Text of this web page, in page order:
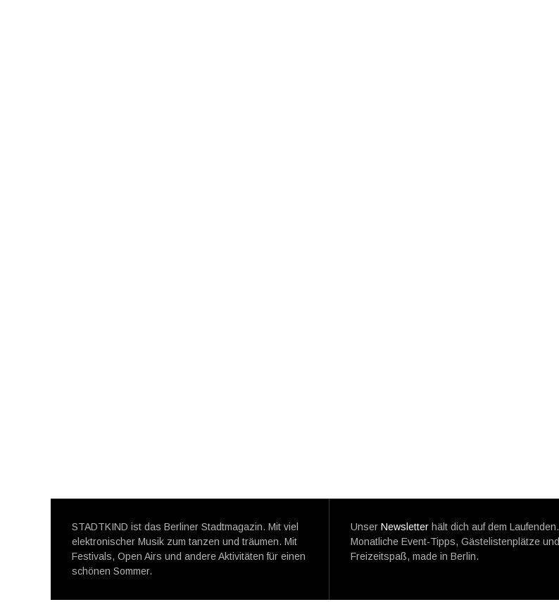
STADTKIND ist das Berliner Stadtmagazin. Mit viel
elektronischer Musik zum tanzen und träumen. Mit
Festivals, Open Airs und andere Aktivitäten für einen
schönen Sommer.
Unser Newsletter hält dich auf dem Laufenden.
Monatliche Event-Tipps, Gästelistenplätze und
Freizeitspaß, made in Berlin.